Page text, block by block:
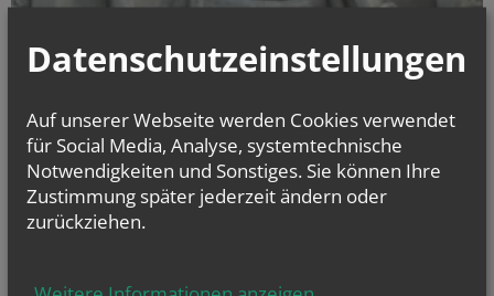
Der Herr ist mein Hirte,
nichts wird mir fehlen.
Er lässt mich lagern auf grünen Auen
und führt mich zum Ruheplatz am Wasser.
Psalm 23, 1-2
Datenschutzeinstellungen
Auf unserer Webseite werden Cookies verwendet
für Social Media, Analyse, systemtechnische
Notwendigkeiten und Sonstiges. Sie können Ihre
Zustimmung später jederzeit ändern oder
zurückziehen.